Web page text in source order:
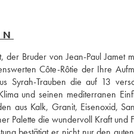
der Bruder von Jean-Paul
Côte-Rôtie der Ihre
Syrah-Trauben die auf 13
und seinen mediterranen
aus Kalk, Granit, Eisenoxid,
Palette die wundervoll Kraft und